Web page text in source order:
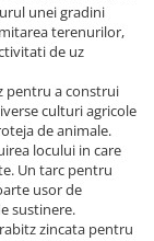
unei gradini
terenurilor,
de uz
pentru a construi
culturi agricole
de animale.
locului in care
Un tarc pentru
usor de
sustinere.
zincata pentru